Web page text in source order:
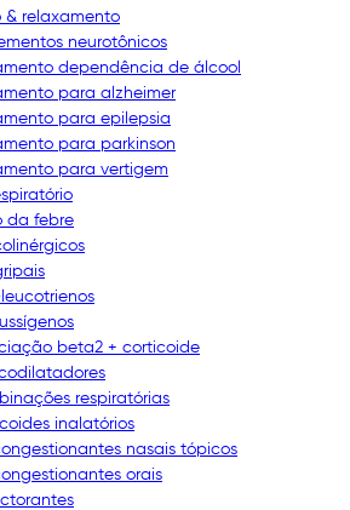
& relaxamento
neurotônicos
dependência de álcool
para alzheimer
para epilepsia
para parkinson
para vertigem
da febre
beta2 + corticoide
respiratórias
inalatórios
nasais tópicos
orais